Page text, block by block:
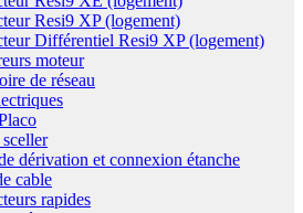
Resi9 XP (logement)
Différentiel Resi9 XP (logement)
moteur
de réseau
dérivation et connexion étanche
cable
rapides